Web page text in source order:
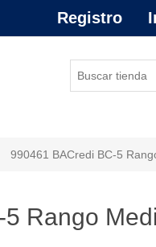
Registro
990461 BACredi BC-5
Rango